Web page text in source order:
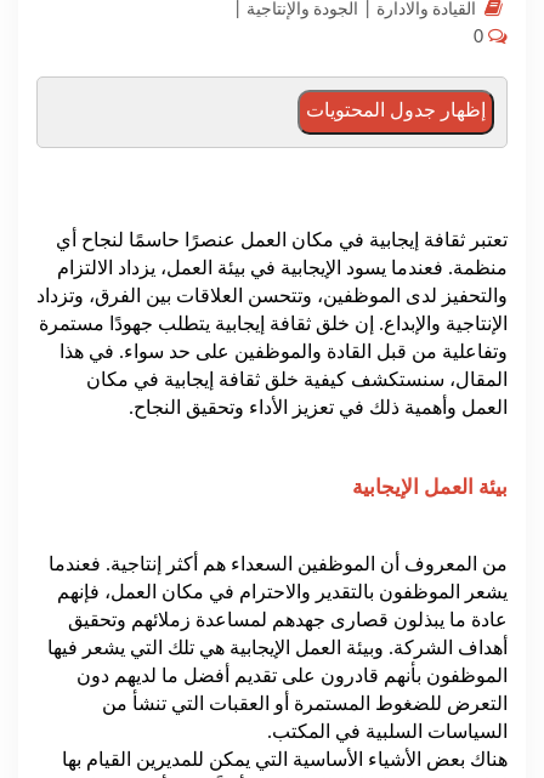
القيادة والادارة الجودة والإنتاجية
إظهار جدول المحتويات
تعتبر ثقافة إيجابية في مكان العمل عنصرًا حاسمًا لنجاح أي
منظمة. فعندما يسود الإيجابية في بيئة العمل، يزداد الالتزام
والتحفيز لدى الموظفين، وتتحسن العلاقات بين الفرق، وتزداد
الإنتاجية والإبداع. إن خلق ثقافة إيجابية يتطلب جهودًا مستمرة
وتفاعلية من قبل القادة والموظفين على حد سواء. في هذا
المقال، سنستكشف كيفية خلق ثقافة إيجابية في مكان
العمل وأهمية ذلك في تعزيز الأداء وتحقيق النجاح.
بيئة العمل الإيجابية
من المعروف أن الموظفين السعداء هم أكثر إنتاجية. فعندما
يشعر الموظفون بالتقدير والاحترام في مكان العمل، فإنهم
عادة ما يبذلون قصارى جهدهم لمساعدة زملائهم وتحقيق
أهداف الشركة. وبيئة العمل الإيجابية هي تلك التي يشعر فيها
الموظفون بأنهم قادرون على تقديم أفضل ما لديهم دون
التعرض للضغوط المستمرة أو العقبات التي تنشأ من
السياسات السلبية في المكتب.
هناك بعض الأشياء الأساسية التي يمكن للمديرين القيام بها